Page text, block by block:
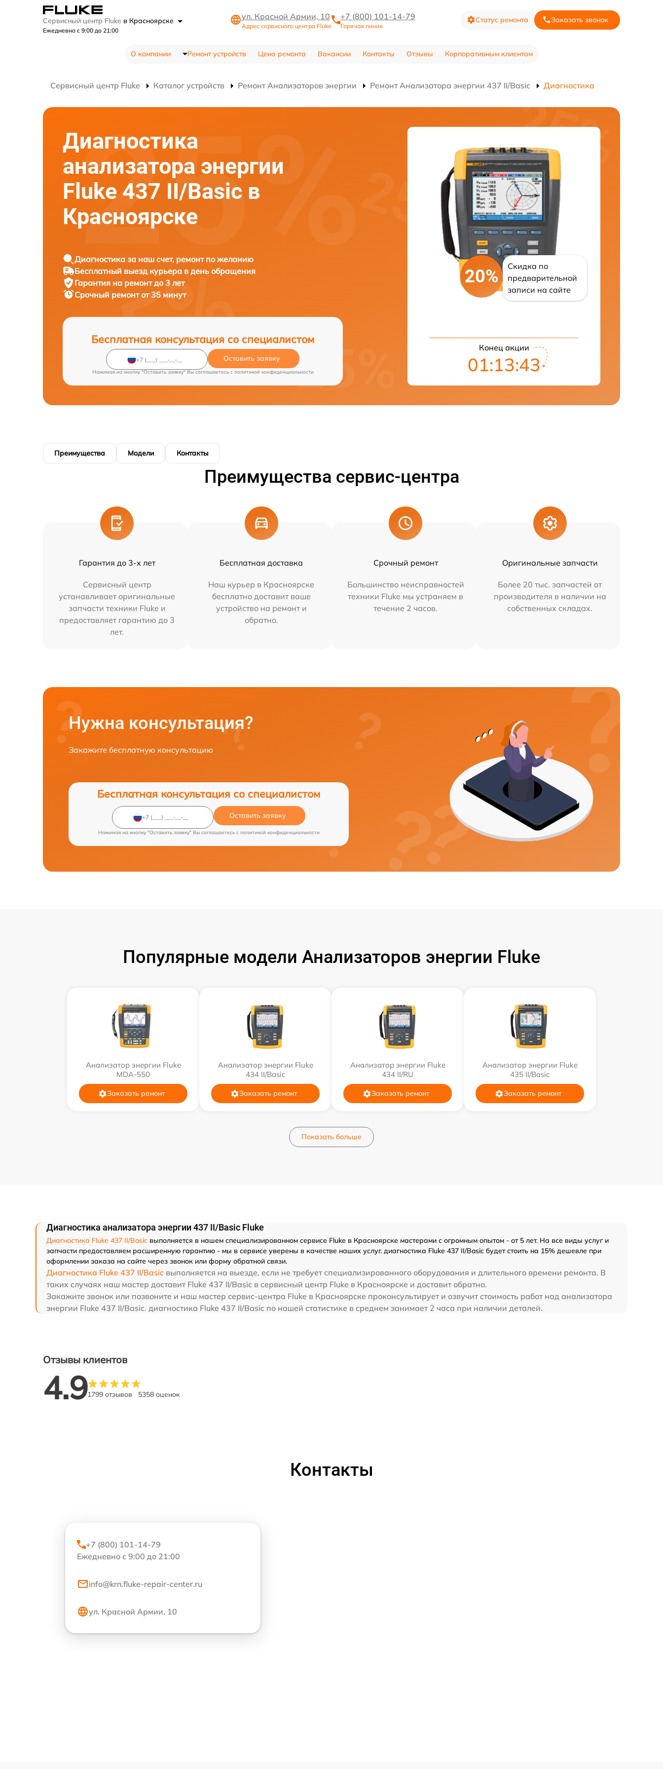
Сервисный центр Fluke в Красноярске
Ежедневно с 9:00 до 21:00
ул. Красной Армии, 10
Адрес сервисного центра Fluke
+7 (800) 101-14-79
Горячая линия
Статус ремонта Заказать звонок
О компании Ремонт устройств Цена ремонта Вакансии Контакты Отзывы Корпоративным клиентам
Сервисный центр Fluke Каталог устройств Ремонт Анализаторов энергии Ремонт Анализатора энергии 437 II/Basic Диагностика
Диагностика
анализатора энергии
Fluke 437 II/Basic в
Красноярске
Диагностика за наш счет, ремонт по желанию
Бесплатный выезд курьера в день обращения
Гарантия на ремонт до 3 лет
Срочный ремонт от 35 минут
Бесплатная консультация со специалистом
Оставить заявку
Нажимая на кнопку "Оставить заявку" Вы соглашаетесь c политикой конфиденциальности
20%
Скидка по
предварительной
записи на сайте
Конец акции
01:13:42
Преимущества Модели Контакты
Преимущества сервис-центра
Гарантия до 3-х лет
Сервисный центр
устанавливает оригинальные
запчасти техники Fluke и
предоставляет гарантию до 3
лет.
Бесплатная доставка
Наш курьер в Красноярске
бесплатно доставит ваше
устройство на ремонт и
обратно.
Срочный ремонт
Большинство неисправностей
техники Fluke мы устраняем в
течение 2 часов.
Оригинальные запчасти
Более 20 тыс. запчастей от
производителя в наличии на
собственных складах.
Нужна консультация?
Закажите бесплатную консультацию
Бесплатная консультация со специалистом
Оставить заявку
Нажимая на кнопку "Оставить заявку" Вы соглашаетесь c политикой конфиденциальности
Популярные модели Анализаторов энергии Fluke
Анализатор энергии Fluke
MDA-550
Заказать ремонт
Анализатор энергии Fluke
434 II/Basic
Заказать ремонт
Анализатор энергии Fluke
434 II/RU
Заказать ремонт
Анализатор энергии Fluke
435 II/Basic
Заказать ремонт
Показать больше
Диагностика анализатора энергии 437 II/Basic Fluke
Диагностика Fluke 437 II/Basic выполняется в нашем специализированном сервисе Fluke в Красноярске мастерами с огромным опытом - от 5 лет. На все виды услуг и
запчасти предоставляем расширенную гарантию - мы в сервисе уверены в качестве наших услуг. диагностика Fluke 437 II/Basic будет стоить на 15% дешевле при
оформлении заказа на сайте через звонок или форму обратной связи.
Диагностика Fluke 437 II/Basic выполняется на выезде, если не требует специализированного оборудования и длительного времени ремонта. В
таких случаях наш мастер доставит Fluke 437 II/Basic в сервисный центр Fluke в Красноярске и доставит обратно.
Закажите звонок или позвоните и наш мастер сервис-центра Fluke в Красноярске проконсультирует и озвучит стоимость работ над анализатора
энергии Fluke 437 II/Basic. диагностика Fluke 437 II/Basic по нашей статистике в среднем занимает 2 часа при наличии деталей.
Отзывы клиентов
4.91799 отзывов 5358 оценок
Контакты
+7 (800) 101-14-79
Ежедневно с 9:00 до 21:00
info@krn.fluke-repair-center.ru
ул. Красной Армии, 10